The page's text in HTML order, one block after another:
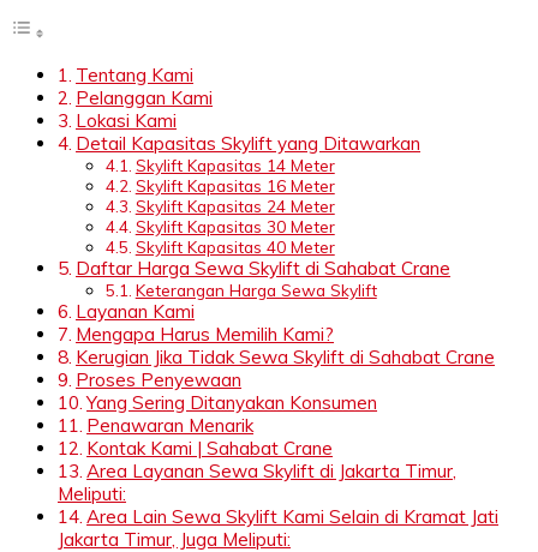
Tentang Kami
Pelanggan Kami
Lokasi Kami
Detail Kapasitas Skylift yang Ditawarkan
Skylift Kapasitas 14 Meter
Skylift Kapasitas 16 Meter
Skylift Kapasitas 24 Meter
Skylift Kapasitas 30 Meter
Skylift Kapasitas 40 Meter
Daftar Harga Sewa Skylift di Sahabat Crane
Keterangan Harga Sewa Skylift
Layanan Kami
Mengapa Harus Memilih Kami?
Kerugian Jika Tidak Sewa Skylift di Sahabat Crane
Proses Penyewaan
Yang Sering Ditanyakan Konsumen
Penawaran Menarik
Kontak Kami | Sahabat Crane
Area Layanan Sewa Skylift di Jakarta Timur,
Meliputi:
Area Lain Sewa Skylift Kami Selain di Kramat Jati
Jakarta Timur, Juga Meliputi: